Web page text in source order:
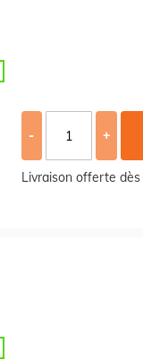
- +
Livraison offerte dès